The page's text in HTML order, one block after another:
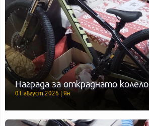
Награда за откраднато колело
01 август 2026 | Ян